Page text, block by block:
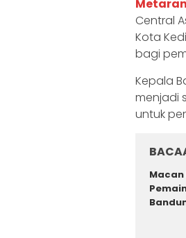
Central
Kota
bagi
Kepala
menjadi
untuk